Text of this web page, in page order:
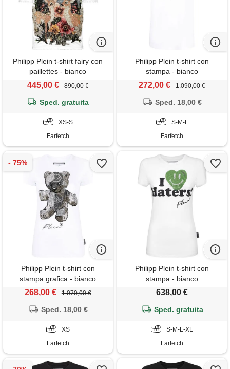
Philipp Plein t-shirt fairy con
paillettes - bianco
445,00 € 890,00 €
Sped. gratuita
XS-S
Farfetch
Philipp Plein t-shirt con
stampa - bianco
272,00 € 1.090,00 €
Sped. 18,00 €
S-M-L
Farfetch
Philipp Plein t-shirt con
stampa grafica - bianco
268,00 € 1.070,00 €
Sped. 18,00 €
XS
Farfetch
Philipp Plein t-shirt con
stampa - bianco
638,00 €
Sped. gratuita
S-M-L-XL
Farfetch